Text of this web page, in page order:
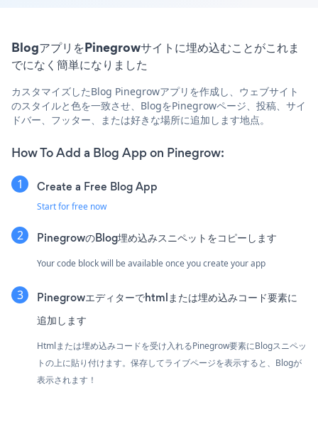
BlogアプリをPinegrowサイトに埋め込むことがこれま
でになく簡単になりました
カスタマイズしたBlog Pinegrowアプリを作成し、ウェブサイト
のスタイルと色を一致させ、BlogをPinegrowページ、投稿、サイ
ドバー、フッター、または好きな場所に追加します地点。
How To Add a Blog App on Pinegrow:
Create a Free Blog App
Start for free now
PinegrowのBlog埋め込みスニペットをコピーします
Your code block will be available once you create your app
Pinegrowエディターでhtmlまたは埋め込みコード要素に
追加します
Htmlまたは埋め込みコードを受け入れるPinegrow要素にBlogスニペッ
トの上に貼り付けます。保存してライブページを表示すると、Blogが
表示されます！